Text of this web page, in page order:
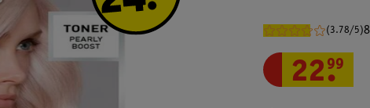
(3.78/5)
22.
99